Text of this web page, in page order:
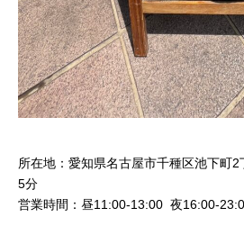
所在地：愛知県名古屋市千種区池下
5分
営業時間：昼11:00-13:00 夜16:00-